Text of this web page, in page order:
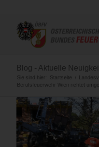
Blog - Aktuelle
Sie sind hier: Startseite /
Berufsfeuerwehr Wien richtet